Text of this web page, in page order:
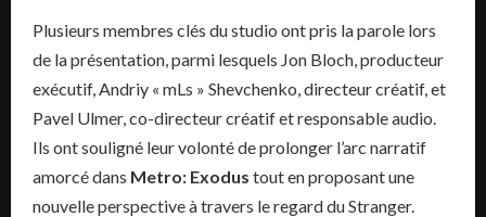
Plusieurs membres clés du studio ont pris la parole lors
de la présentation, parmi lesquels Jon Bloch, producteur
exécutif, Andriy « mLs » Shevchenko, directeur créatif, et
Pavel Ulmer, co-directeur créatif et responsable audio.
Ils ont souligné leur volonté de prolonger l’arc narratif
amorcé dans Metro: Exodus tout en proposant une
nouvelle perspective à travers le regard du Stranger.